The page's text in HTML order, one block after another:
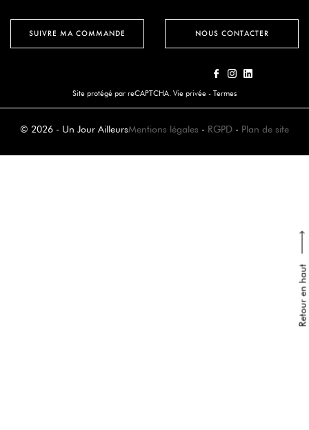
Retour en haut
SUIVRE MA COMMANDE NOUS CONTACTER
Site protégé par reCAPTCHA. Vie privée - Termes
© 2026 - Un Jour AilleursMentions légales - RGPD - Plan de site